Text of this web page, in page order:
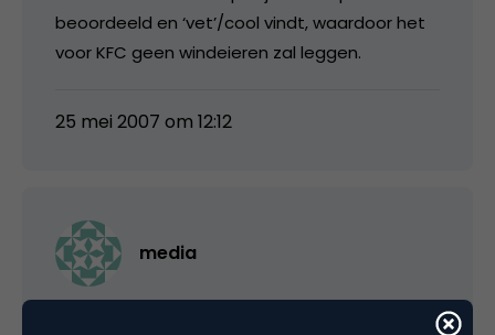
beoordeeld en ‘vet’/cool vindt, waardoor het
voor KFC geen windeieren zal leggen.
25 mei 2007 om 12:12
media